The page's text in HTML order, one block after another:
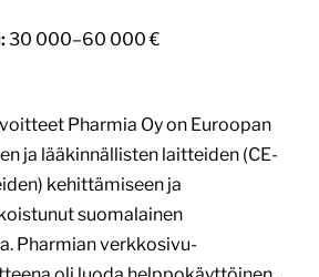
30 000–60 000 €
Pharmia Oy on Euroopan
ja lääkinnällisten laitteiden (CE-
kehittämiseen ja
suomalainen
Pharmian verkkosivu-